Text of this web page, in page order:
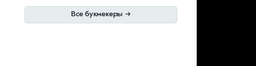
Все букмекеры →